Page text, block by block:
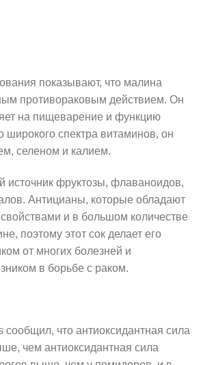
показывают, что малина
противораковым действием. Он
на пищеварение и функцию
широкого спектра витаминов, он
селеном и калием.
источник фруктозы, флаваноидов,
Антицианы, которые обладают
и в большом количестве
поэтому этот сок делает его
от многих болезней и
в борьбе с раком.
что антиоксидантная сила
чем антиоксидантная сила